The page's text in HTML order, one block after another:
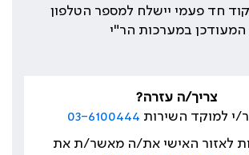
חד פעמי יישלח למספר הטלפון
המעודכן במערכות הר"י
צריך/ה עזרה?
י למוקד השירות 03-6100444
לאזור האישי את/ה מאשר/ת את